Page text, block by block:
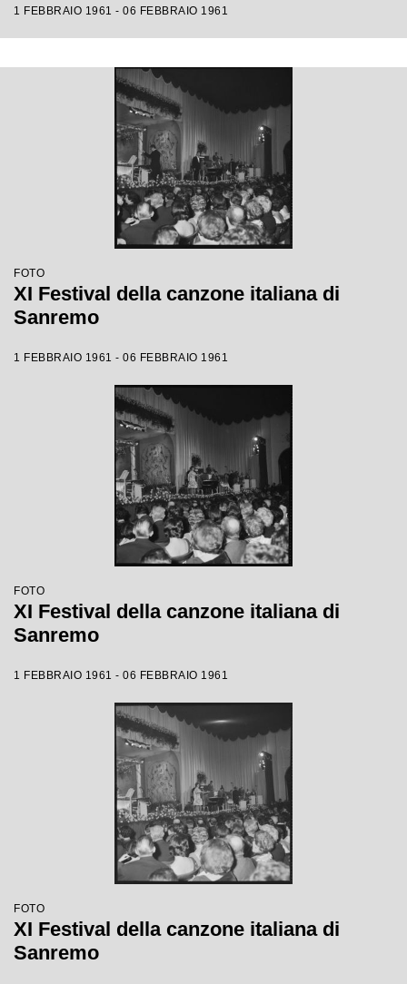
1 FEBBRAIO 1961 - 06 FEBBRAIO 1961
FOTO
XI Festival della canzone italiana di
Sanremo
1 FEBBRAIO 1961 - 06 FEBBRAIO 1961
FOTO
XI Festival della canzone italiana di
Sanremo
1 FEBBRAIO 1961 - 06 FEBBRAIO 1961
FOTO
XI Festival della canzone italiana di
Sanremo